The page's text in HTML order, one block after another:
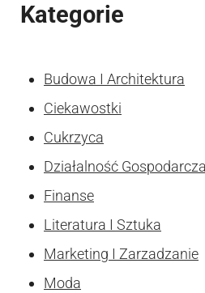
Kategorie
Budowa I Architektura
Ciekawostki
Cukrzyca
Działalność Gospodarcza
Finanse
Literatura I Sztuka
Marketing I Zarzadzanie
Moda